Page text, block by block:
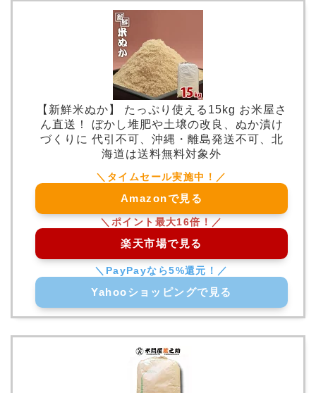
【新鮮米ぬか】 たっぷり使える15kg お米屋さ
ん直送！ ぼかし堆肥や土壌の改良、ぬか漬け
づくりに 代引不可、沖縄・離島発送不可、北
海道は送料無料対象外
Amazonで見る
楽天市場で見る
Yahooショッピングで見る